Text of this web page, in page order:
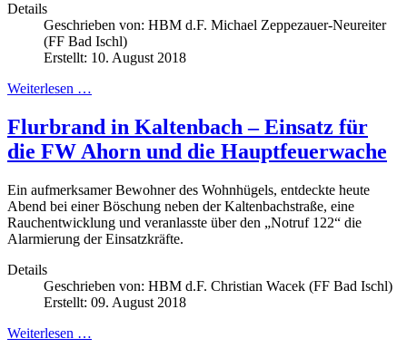
Details
Geschrieben von: HBM d.F. Michael Zeppezauer-Neureiter
(FF Bad Ischl)
Erstellt: 10. August 2018
Weiterlesen …
Flurbrand in Kaltenbach – Einsatz für
die FW Ahorn und die Hauptfeuerwache
Ein aufmerksamer Bewohner des Wohnhügels, entdeckte heute
Abend bei einer Böschung neben der Kaltenbachstraße, eine
Rauchentwicklung und veranlasste über den „Notruf 122“ die
Alarmierung der Einsatzkräfte.
Details
Geschrieben von: HBM d.F. Christian Wacek (FF Bad Ischl)
Erstellt: 09. August 2018
Weiterlesen …